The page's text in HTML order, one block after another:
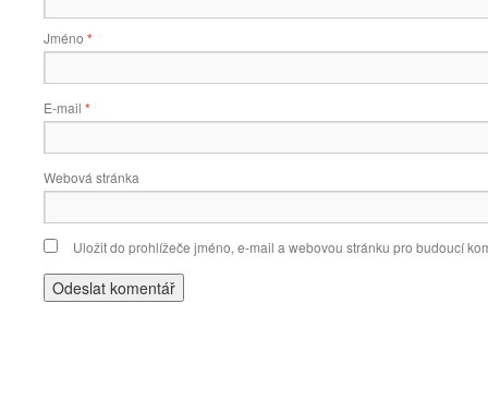
Jméno *
E-mail *
Webová stránka
Uložit do prohlížeče jméno, e-mail a webovou stránku pro budoucí